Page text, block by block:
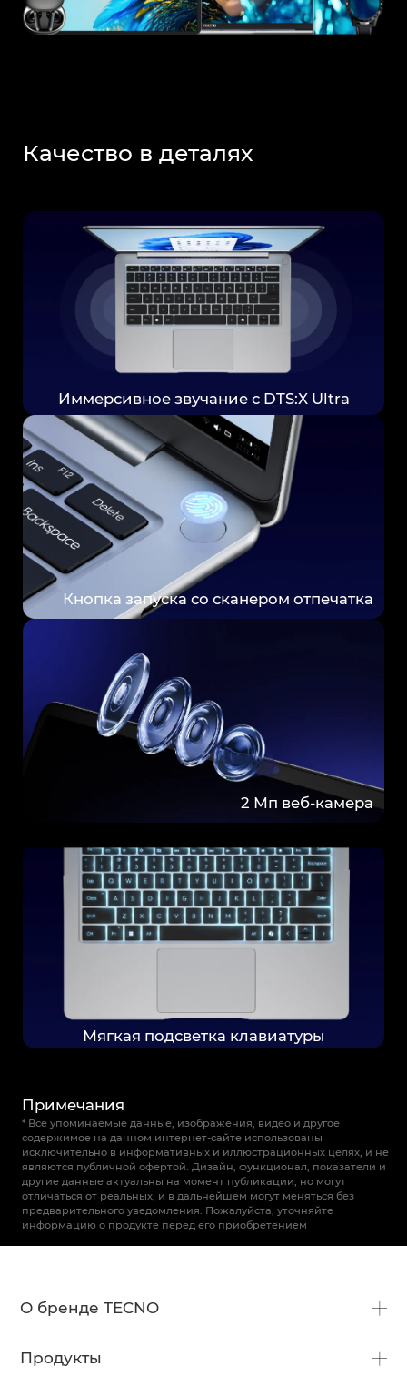
Качество в деталях
Иммерсивное звучание с DTS:X Ultra
Кнопка запуска со сканером отпечатка
2 Мп веб-камера
Мягкая подсветка клавиатуры
Примечания
* Все упоминаемые данные, изображения, видео и другое
содержимое на данном интернет-сайте использованы
исключительно в информативных и иллюстрационных целях, и не
являются публичной офертой. Дизайн, функционал, показатели и
другие данные актуальны на момент публикации, но могут
отличаться от реальных, и в дальнейшем могут меняться без
предварительного уведомления. Пожалуйста, уточняйте
информацию о продукте перед его приобретением
О бренде TECNO
Продукты